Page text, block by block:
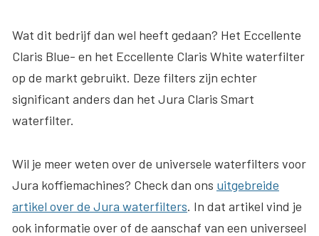
Wat dit bedrijf dan wel heeft gedaan? Het Eccellente
Claris Blue- en het Eccellente Claris White waterfilter
op de markt gebruikt. Deze filters zijn echter
significant anders dan het Jura Claris Smart
waterfilter.
Wil je meer weten over de universele waterfilters voor
Jura koffiemachines? Check dan ons uitgebreide
artikel over de Jura waterfilters. In dat artikel vind je
ook informatie over of de aanschaf van een universeel